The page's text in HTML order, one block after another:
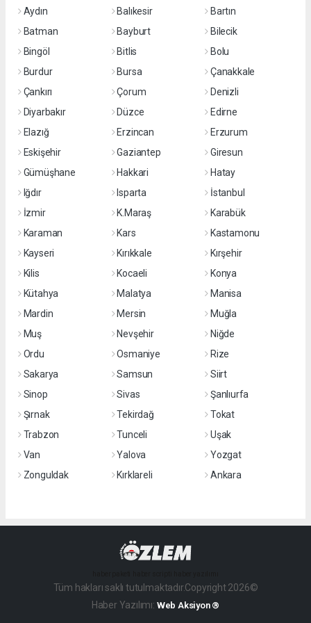
Aydın
Balıkesir
Bartın
Batman
Bayburt
Bilecik
Bingöl
Bitlis
Bolu
Burdur
Bursa
Çanakkale
Çankırı
Çorum
Denizli
Diyarbakır
Düzce
Edirne
Elazığ
Erzincan
Erzurum
Eskişehir
Gaziantep
Giresun
Gümüşhane
Hakkari
Hatay
Iğdır
Isparta
İstanbul
İzmir
K.Maraş
Karabük
Karaman
Kars
Kastamonu
Kayseri
Kırıkkale
Kırşehir
Kilis
Kocaeli
Konya
Kütahya
Malatya
Manisa
Mardin
Mersin
Muğla
Muş
Nevşehir
Niğde
Ordu
Osmaniye
Rize
Sakarya
Samsun
Siirt
Sinop
Sivas
Şanlıurfa
Şırnak
Tekirdağ
Tokat
Trabzon
Tunceli
Uşak
Van
Yalova
Yozgat
Zonguldak
Kırklareli Ankara
Tüm hakları saklı tutulmaktadır.Copyright 2026©
Haber Yazılımı: Web Aksiyon ®